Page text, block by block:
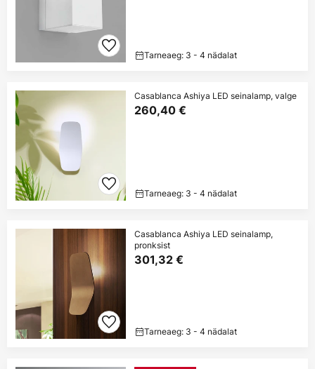
Tarneaeg: 3 - 4 nädalat
Casablanca Ashiya LED seinalamp, valge
260,40 €
Tarneaeg: 3 - 4 nädalat
Casablanca Ashiya LED seinalamp,
pronksist
301,32 €
Tarneaeg: 3 - 4 nädalat